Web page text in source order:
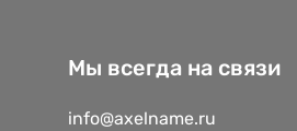
Мы всегда на связи
info@axelname.ru